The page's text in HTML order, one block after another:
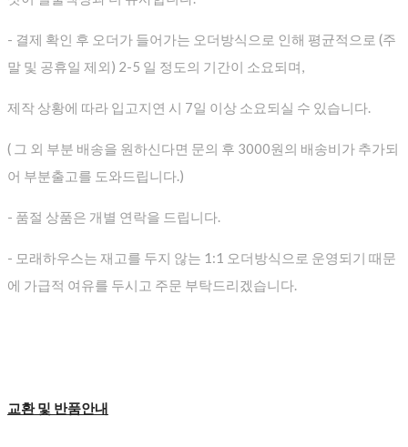
- 결제 확인 후 오더가 들어가는 오더방식으로 인해 평균적으로 (주
말 및 공휴일 제외) 2-5 일 정도의 기간이 소요되며,
제작 상황에 따라 입고지연 시 7일 이상 소요되실 수 있습니다.
( 그 외 부분 배송을 원하신다면 문의 후 3000원의 배송비가 추가되
어 부분출고를 도와드립니다.)
- 품절 상품은 개별 연락을 드립니다.
- 모래하우스는 재고를 두지 않는 1:1 오더방식으로 운영되기 때문
에 가급적 여유를 두시고 주문 부탁드리겠습니다.
교환 및 반품안내